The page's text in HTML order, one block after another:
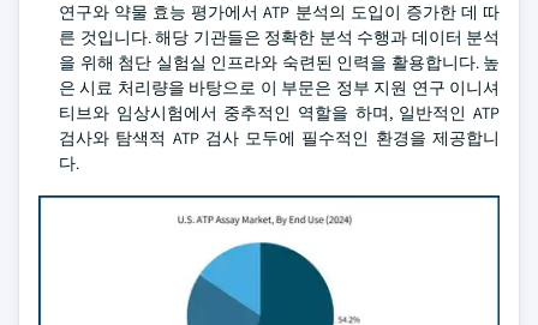
연구와 약물 효능 평가에서 ATP 분석의 도입이 증가한 데 따
른 것입니다. 해당 기관들은 정확한 분석 수행과 데이터 분석
을 위해 첨단 실험실 인프라와 숙련된 인력을 활용합니다. 높
은 시료 처리량을 바탕으로 이 부문은 정부 지원 연구 이니셔
티브와 임상시험에서 중추적인 역할을 하며, 일반적인 ATP
검사와 탐색적 ATP 검사 모두에 필수적인 환경을 제공합니
다.